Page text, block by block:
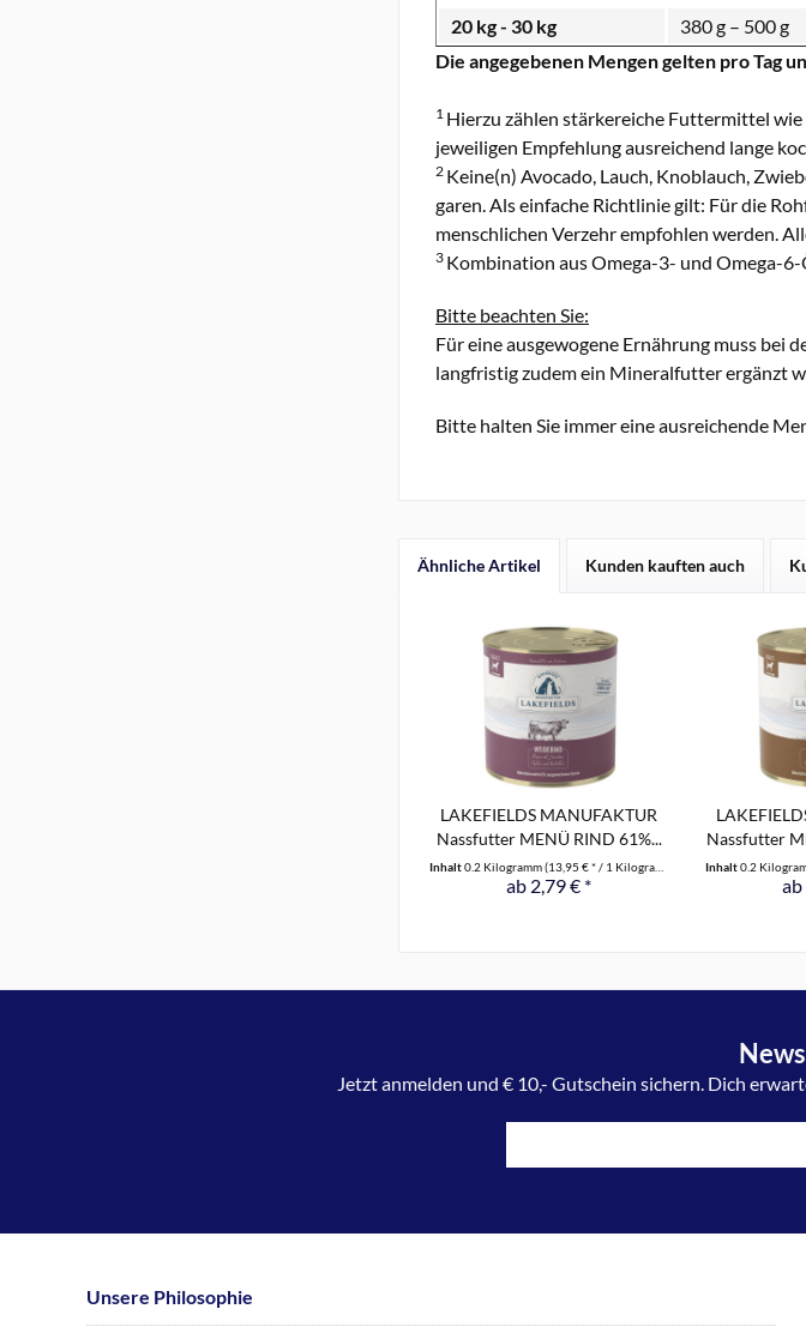
20 kg - 30 kg
380 g – 500 g
Die angegebenen Mengen gelten pro Tag
1 Hierzu zählen stärkereiche Futtermittel
jeweiligen Empfehlung ausreichend lange
2 Keine(n) Avocado, Lauch, Knoblauch,
garen. Als einfache Richtlinie gilt: Für die
menschlichen Verzehr empfohlen werden.
3 Kombination aus Omega-3- und Omega-6-
Bitte beachten Sie:
Für eine ausgewogene Ernährung muss
langfristig zudem ein Mineralfutter ergänzt
Bitte halten Sie immer eine ausreichende
Ähnliche Artikel Kunden kauften auch
LAKEFIELDS MANUFAKTUR
Nassfutter MENÜ RIND 61%...
Inhalt0.2 Kilogramm(13,95 € * / 1 Kilogramm)
ab 2,79 € *
Nassfutter
Inhalt0.2
ab
Jetzt anmelden und € 10,- Gutschein sichern. Dich
Unsere Philosophie